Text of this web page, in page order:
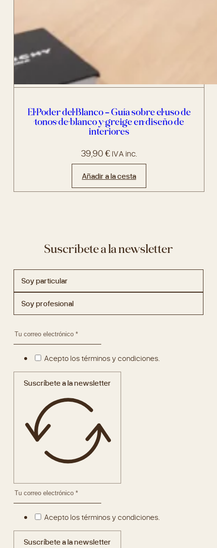
El Poder del Blanco – Guía sobre el uso de
tonos de blanco y greige en diseño de
interiores
39,90€ IVA inc.
Añadir a la cesta
Suscríbete a la newsletter
Soy particular
Soy profesional
Acepto los términos y condiciones.
Suscríbete a la newsletter
Acepto los términos y condiciones.
Suscríbete a la newsletter